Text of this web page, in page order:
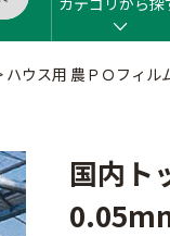
ハウス用 農ＰＯフィル
国内ト